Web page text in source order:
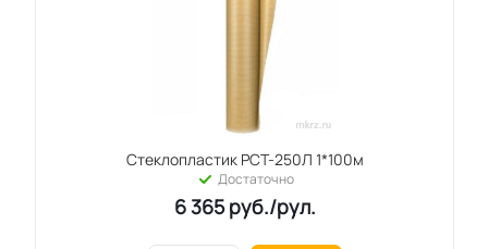
Стеклопластик РСТ-250Л 1*100м
Достаточно
6 365руб./рул.